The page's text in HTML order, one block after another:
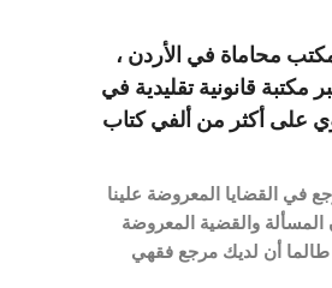
محاماة في الأردن ،
مكتبة قانونية تقليدية في
على أكثر من ألفي كتاب
في القضايا المعروضة علينا
المسألة والقضية المعروضة
طالما أن لديك مرجع فقهي